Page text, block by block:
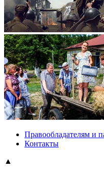
Правообладателям и
Контакты
▲